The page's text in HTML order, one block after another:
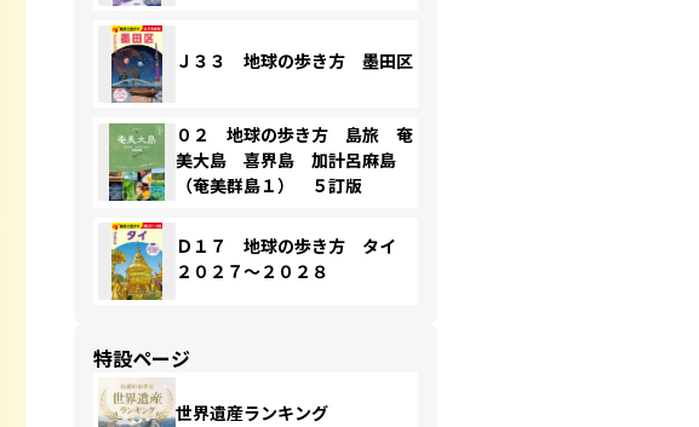
Ｊ３３ 地球の歩き方 墨田区
０２ 地球の歩き方 島旅 奄
美大島 喜界島 加計呂麻島
（奄美群島１） ５訂版
Ｄ１７ 地球の歩き方 タイ
２０２７～２０２８
特設ページ
世界遺産ランキング